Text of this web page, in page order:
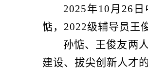
2025年10月26
惦，2022级辅导员王
孙惦、王俊友两人
建设、拔尖创新人才